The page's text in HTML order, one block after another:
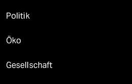
Politik
Öko
Gesellschaft